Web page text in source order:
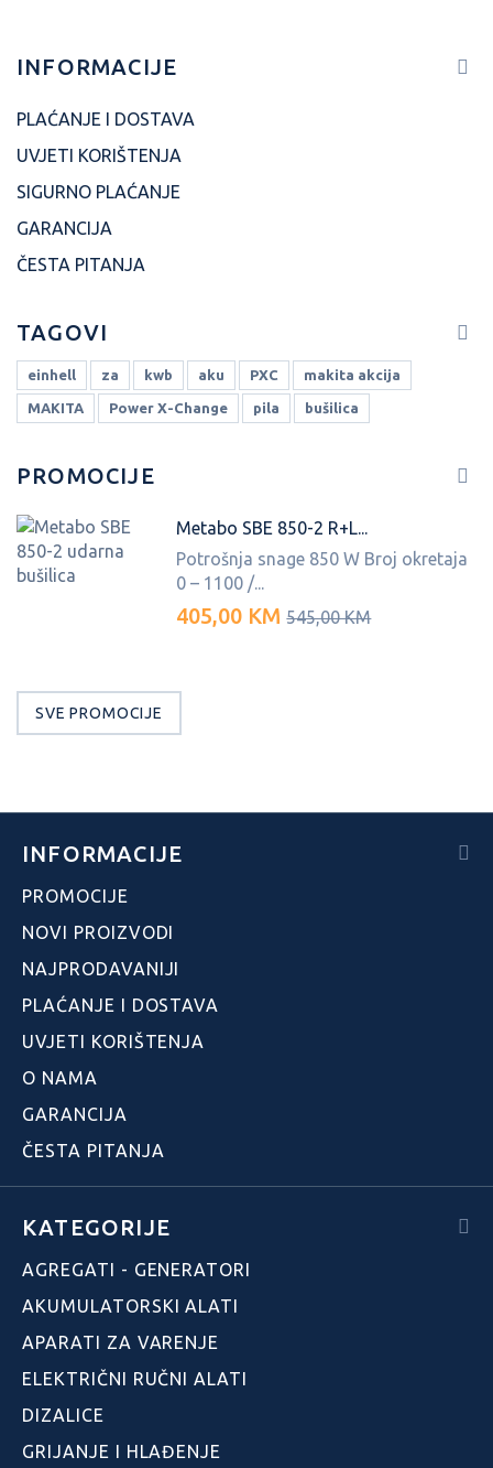
INFORMACIJE
PLAĆANJE I DOSTAVA
UVJETI KORIŠTENJA
SIGURNO PLAĆANJE
GARANCIJA
ČESTA PITANJA
TAGOVI
einhell za kwb aku PXC makita akcija
MAKITA Power X-Change pila bušilica
PROMOCIJE
Metabo SBE 850-2 R+L...
Potrošnja snage 850 W Broj okretaja
0 – 1100 /...
405,00 KM545,00 KM
SVE PROMOCIJE
INFORMACIJE
PROMOCIJE
NOVI PROIZVODI
NAJPRODAVANIJI
PLAĆANJE I DOSTAVA
UVJETI KORIŠTENJA
O NAMA
GARANCIJA
ČESTA PITANJA
KATEGORIJE
AGREGATI - GENERATORI
AKUMULATORSKI ALATI
APARATI ZA VARENJE
ELEKTRIČNI RUČNI ALATI
DIZALICE
GRIJANJE I HLAĐENJE